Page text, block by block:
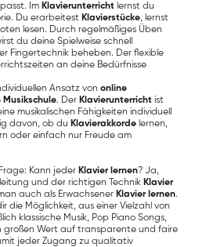
Im Klavierunterricht lernst du
Du erarbeitest Klavierstücke, lernst
lesen. Durch regelmäßiges Üben
du deine Spielweise schnell
Fingertechnik beheben. Der flexible
an deine Bedürfnisse
Ansatz vononline
Musikschule. Der Klavierunterricht ist
musikalischen Fähigkeiten individuell
davon, ob du Klavierakkorde lernen,
oder einfach nur Freude am
Kann jeder Klavier lernen? Ja,
und der richtigen Technik Klavier
auch als Erwachsener Klavier lernen.
die Möglichkeit, aus einer Vielzahl von
klassische Musik, Pop Piano Songs,
großen Wert auf transparente und faire
jeder Zugang zu qualitativ